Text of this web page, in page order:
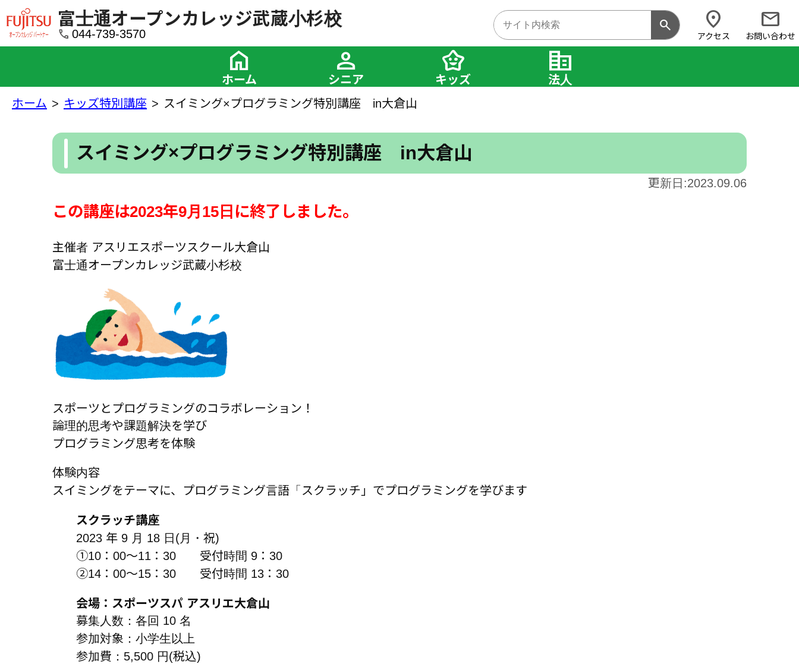
富士通オープンカレッジ武蔵小杉校
call 044-739-3570
search location_on
アクセス
mail
お問い合わせ
home
ホーム
person
シニア
family_star
キッズ
corporate_fare
法人
ホーム
キッズ特別講座 スイミング×プログラミング特別講座 in大倉山
スイミング×プログラミング特別講座 in大倉山
更新日:2023.09.06
この講座は2023年9月15日に終了しました。
主催者 アスリエスポーツスクール大倉山
富士通オープンカレッジ武蔵小杉校
スポーツとプログラミングのコラボレーション！
論理的思考や課題解決を学び
プログラミング思考を体験
体験内容
スイミングをテーマに、プログラミング言語「スクラッチ」でプログラミングを学びます
スクラッチ講座
2023 年 9 月 18 日(月・祝)
①10：00～11：30 受付時間 9：30
②14：00～15：30 受付時間 13：30
会場：スポーツスパ アスリエ大倉山
募集人数：各回 10 名
参加対象：小学生以上
参加費：5,500 円(税込)